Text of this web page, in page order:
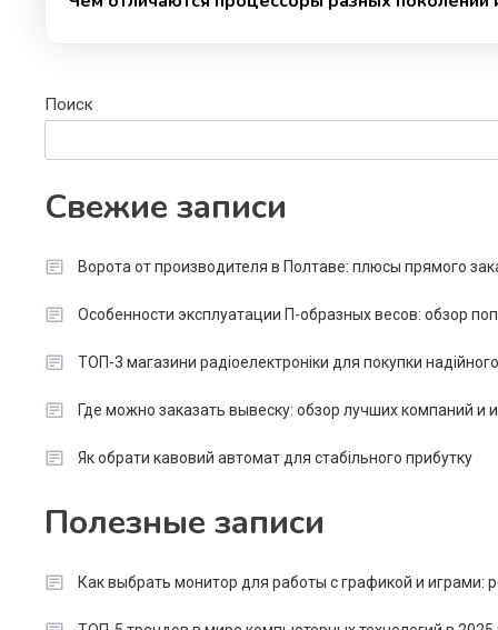
Поиск
Свежие записи
Ворота от производителя в Полтаве: плюсы прямого
Особенности эксплуатации П-образных весов: обзор
ТОП-3 магазини радіоелектроніки для покупки
Где можно заказать вывеску: обзор лучших компаний и
Як обрати кавовий автомат для стабільного прибутку
Полезные записи
Как выбрать монитор для работы с графикой и играми: